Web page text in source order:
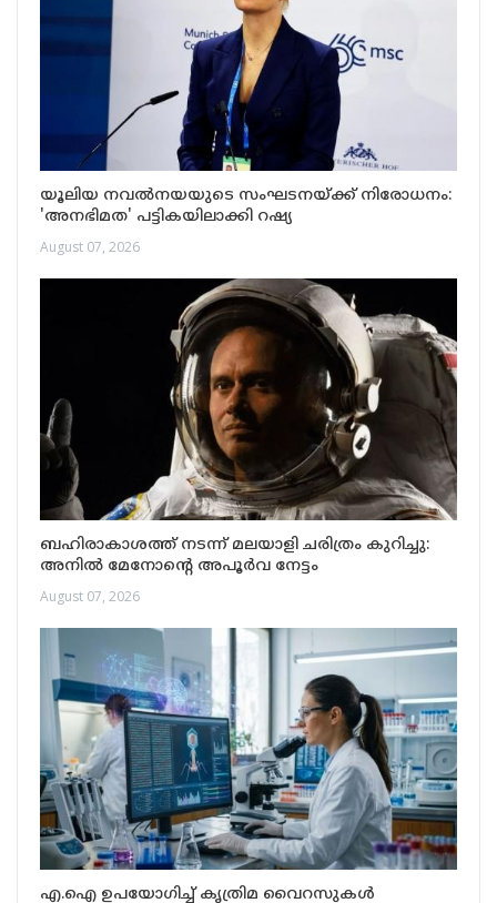
യൂലിയ നവൽനയയുടെ സംഘടനയ്ക്ക് നിരോധനം:
'അനഭിമത' പട്ടികയിലാക്കി റഷ്യ
August 07, 2026
ബഹിരാകാശത്ത് നടന്ന് മലയാളി ചരിത്രം കുറിച്ചു:
അനിൽ മേനോന്റെ അപൂർവ നേട്ടം
August 07, 2026
എ.ഐ ഉപയോഗിച്ച് കൃത്രിമ വൈറസുകൾ